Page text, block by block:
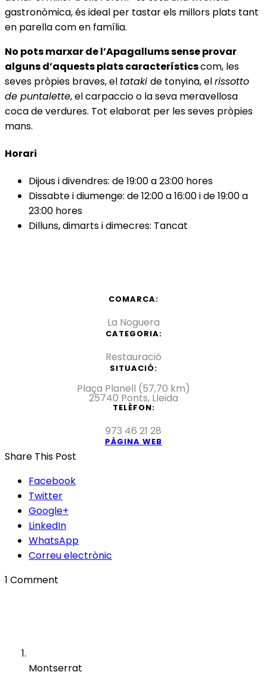
gastronòmica, és ideal per tastar els millors plats tant
en parella com en família.
No pots marxar de l’Apagallums sense provar
alguns d’aquests plats característicscom, les
seves pròpies braves, el tataki de tonyina, elrissotto
de puntalette, el carpaccio o la seva meravellosa
coca de verdures. Tot elaborat per les seves pròpies
mans.
Horari
Dijous i divendres: de 19:00 a 23:00 hores
Dissabte i diumenge: de 12:00 a 16:00 i de 19:00 a
23:00 hores
Dilluns, dimarts i dimecres: Tancat
COMARCA:
La Noguera
CATEGORIA:
Restauració
SITUACIÓ:
Plaça Planell (57,70 km)
25740 Ponts, Lleida
TELÈFON:
973 46 21 28
PÀGINA WEB
Share This Post
Facebook
Twitter
Google+
LinkedIn
WhatsApp
Correu electrònic
1 Comment
Montserrat